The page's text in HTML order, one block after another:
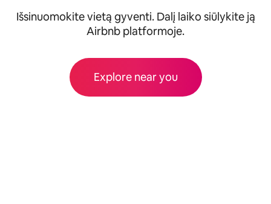
Išsinuomokite vietą gyventi. Dalį laiko siūlykite ją
Airbnb platformoje.
Explore near you